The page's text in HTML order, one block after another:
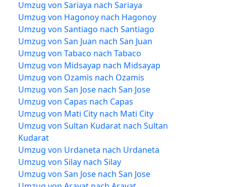
Umzug von Sariaya nach Sariaya
Umzug von Hagonoy nach Hagonoy
Umzug von Santiago nach Santiago
Umzug von San Juan nach San Juan
Umzug von Tabaco nach Tabaco
Umzug von Midsayap nach Midsayap
Umzug von Ozamis nach Ozamis
Umzug von San Jose nach San Jose
Umzug von Capas nach Capas
Umzug von Mati City nach Mati City
Umzug von Sultan Kudarat nach Sultan
Kudarat
Umzug von Urdaneta nach Urdaneta
Umzug von Silay nach Silay
Umzug von San Jose nach San Jose